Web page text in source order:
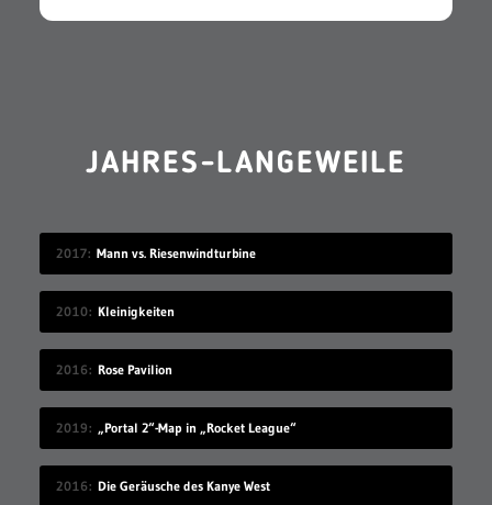
JAHRES-LANGEWEILE
2017 Mann vs. Riesenwindturbine
2010 Kleinigkeiten
2016 Rose Pavilion
2019 „Portal 2“-Map in „Rocket League“
2016 Die Geräusche des Kanye West